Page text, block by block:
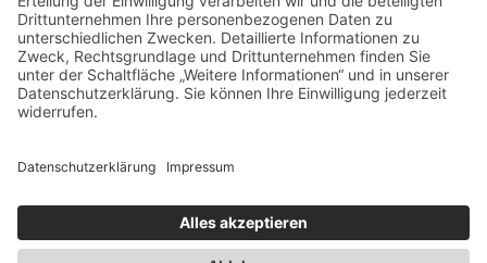
Presse
Anfahrt
Partner
Schutzkonzept
Datenschutz
Impressum